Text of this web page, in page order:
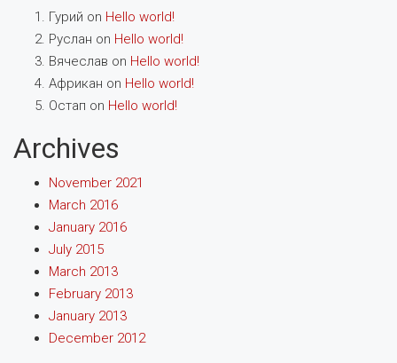
Гурий on Hello world!
Руслан on Hello world!
Вячеслав on Hello world!
Африкан on Hello world!
Остап on Hello world!
Archives
November 2021
March 2016
January 2016
July 2015
March 2013
February 2013
January 2013
December 2012